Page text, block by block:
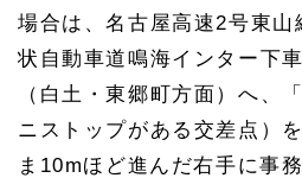
場合は、名古屋高速2号東山
状自動車道鳴海インター下
（白土・東郷町方面）へ、
ニストップがある交差点）
ま10mほど進んだ右手に事